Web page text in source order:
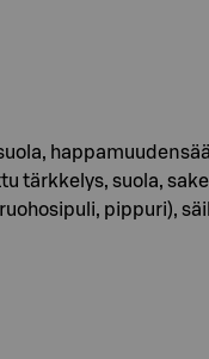
tärkkelys, suola,
pippuri),